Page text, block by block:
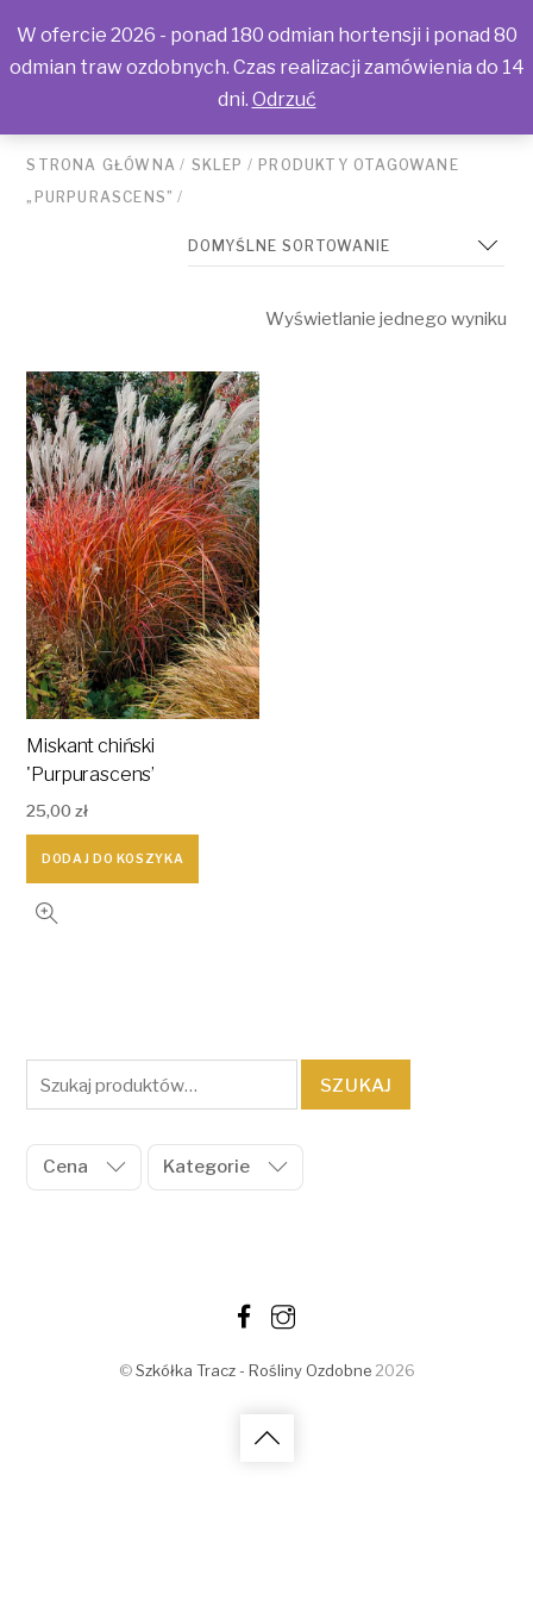
STRONA GŁÓWNA / SKLEP / PRODUKTY OTAGOWANE
„PURPURASCENS” /
Wyświetlanie jednego wyniku
Miskant chiński
'Purpurascens’
25,00zł
DODAJ DO KOSZYKA
Szukaj:
SZUKAJ
Cena Kategorie
© Szkółka Tracz - Rośliny Ozdobne2026
W ofercie 2026 - ponad 180 odmian hortensji i ponad 80
odmian traw ozdobnych. Czas realizacji zamówienia do 14
dni. Odrzuć